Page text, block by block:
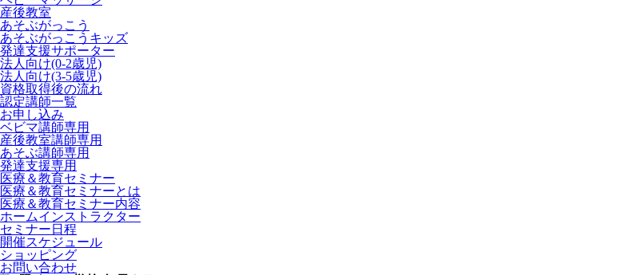
産後教室
あそぶがっこう
あそぶがっこうキッズ
発達支援サポーター
法人向け(0-2歳児)
法人向け(3-5歳児)
資格取得後の流れ
認定講師一覧
お申し込み
ベビマ講師専用
産後教室講師専用
あそぶ講師専用
発達支援専用
医療＆教育セミナー
医療＆教育セミナーとは
医療＆教育セミナー内容
ホームインストラクター
セミナー日程
開催スケジュール
ショッピング
お問い合わせ